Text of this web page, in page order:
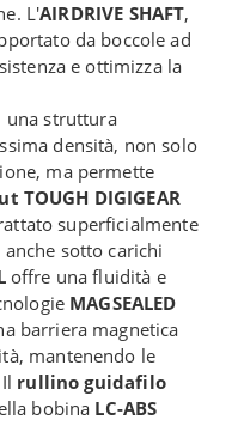
L'AIRDRIVE SHAFT,
da boccole ad
e ottimizza la
una struttura
densità, non solo
ma permette
TOUGH DIGIGEAR
superficialmente
sotto carichi
offre una fluidità e
MAGSEALED
barriera magnetica
mantenendo le
rullino guidafilo
bobina LC-ABS